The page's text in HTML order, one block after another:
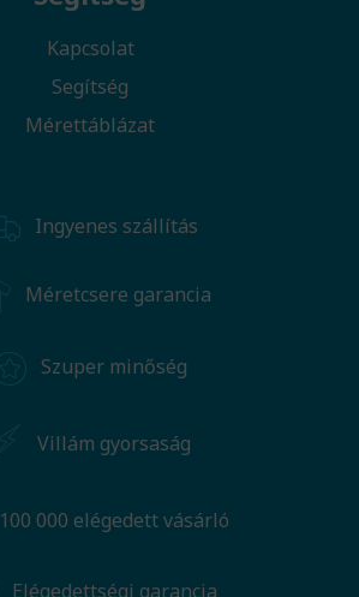
Kapcsolat
Segítség
Mérettáblázat
Ingyenes szállítás
Méretcsere garancia
Szuper minőség
Villám gyorsaság
100 000 elégedett vásárló
Elégedettségi garancia